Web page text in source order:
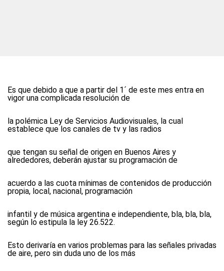
Es que debido a que a partir del 1´ de este mes entra en
vigor una complicada resolución de
la polémica Ley de Servicios Audiovisuales, la cual
establece que los canales de tv y las radios
que tengan su señal de origen en Buenos Aires y
alrededores, deberán ajustar su programación de
acuerdo a las cuota mínimas de contenidos de producción
propia, local, nacional, programación
infantil y de música argentina e independiente, bla, bla, bla,
según lo estipula la ley 26.522.
Esto derivaría en varios problemas para las señales privadas
de aire, pero sin duda uno de los más